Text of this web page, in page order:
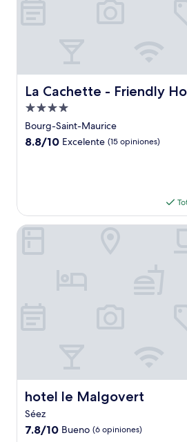
La Cachette - Friendly
La Cachette - Friendly Hotel
Propiedad
de
4.0
Bourg-Saint-Maurice
8.8
8.8/10 Excelente (15 opiniones)
hotel le Malgovert
hotel le Malgovert
Séez
7.8
7.8/10 Bueno (6 opiniones)
hotel le Malgovert